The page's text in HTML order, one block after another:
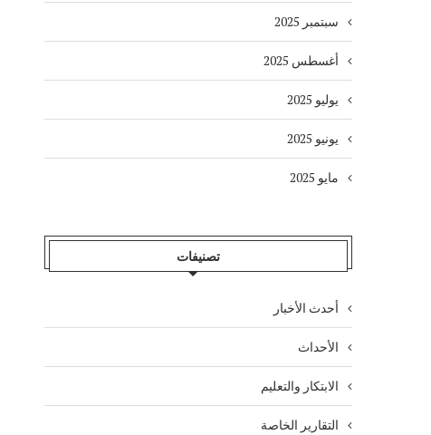
سبتمبر 2025
أغسطس 2025
يوليو 2025
يونيو 2025
مايو 2025
تصنيفات
أحدث الأخبار
الأحداث
الابتكار والتعليم
التقارير الخاصة